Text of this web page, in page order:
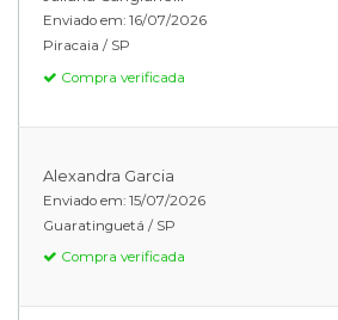
Enviado em: 16/07/2026
Piracaia / SP
Compra verificada
Alexandra Garcia
Enviado em: 15/07/2026
Guaratinguetá / SP
Compra verificada